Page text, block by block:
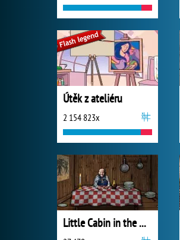
Útěk z ateliéru
2 154 823x
Little Cabin in the Woods - A Forgotten Hill Tale